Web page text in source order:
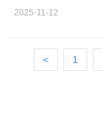
2025-11-12
< 1